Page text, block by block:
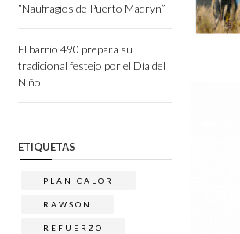
“Naufragios de Puerto Madryn”
El barrio 490 prepara su
tradicional festejo por el Día del
Niño
ETIQUETAS
PLAN CALOR
RAWSON
REFUERZO